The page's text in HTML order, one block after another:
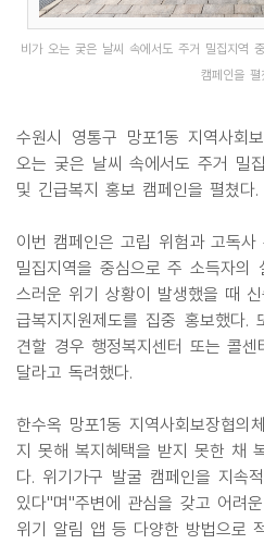
비가 오는 궂은 날씨 속에서도 주거 밀집지역
캠페인을 펼
수원시 영통구 망포1동 지역사회
오는 궂은 날씨 속에서도 주거 밀
및 긴급복지 홍보 캠페인을 펼쳤다.
이번 캠페인은 고립 위험과 고독
밀집지역을 중심으로 주 소득자
스러운 위기 상황이 발생했을 때
급복지지원제도를 집중 홍보했다.
견할 경우 행정복지센터 또는 콜
달라고 독려했다.
한수옥 망포1동 지역사회보장협
지 못해 복지혜택을 받지 못한 채
다. 위기가구 발굴 캠페인을 지속
있다"며"주변에 관심을 갖고 어려
위기 알림 앱 등 다양한 방법으로